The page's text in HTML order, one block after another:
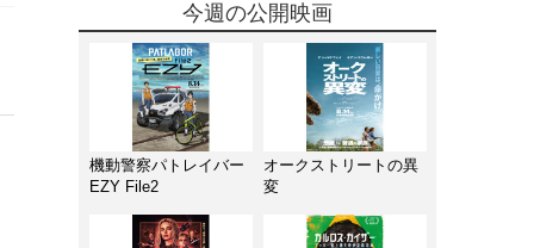
今週の公開映画
機動警察パトレイバー
EZY File2
オークストリートの異
変